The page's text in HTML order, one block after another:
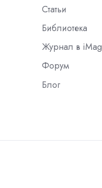
Статьи
Библиотека
Журнал в iMag
Форум
Блог